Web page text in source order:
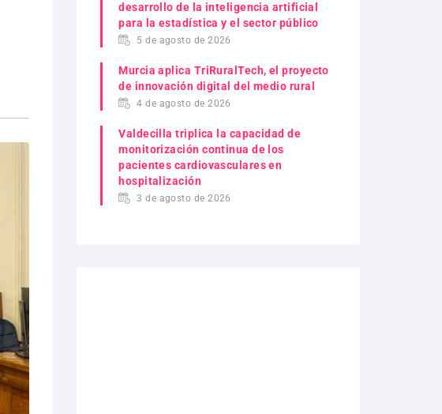
desarrollo de la inteligencia artificial
para la estadística y el sector público
5 de agosto de 2026
Murcia aplica TriRuralTech, el proyecto
de innovación digital del medio rural
4 de agosto de 2026
Valdecilla triplica la capacidad de
monitorización continua de los
pacientes cardiovasculares en
hospitalización
3 de agosto de 2026